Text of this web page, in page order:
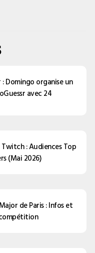
: Domingo organise un
avec 24
Twitch : Audiences Top
(Mai 2026)
de Paris : Infos et